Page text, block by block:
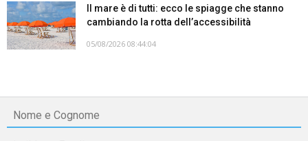
Il mare è di tutti: ecco le spiagge che stanno
cambiando la rotta dell’accessibilità
05/08/2026 08:44:04